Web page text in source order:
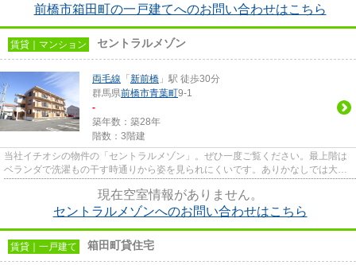
前橋市箱田町の一戸建てへのお問い合わせはこちら
賃貸｜マンション セントラルメゾン
両毛線 「 新前橋 」駅 徒歩30分
群馬県前橋市青葉町9-1
-
築年数：築28年
階数：3階建
当社イチオシの物件の「セントラルメゾン」。ぜひ一度ご覧ください。最上階は
ベランダで洗濯もの干す時通りから姿を見られにくいです。ありかなしでは大き
現在空室情報がありません。
セントラルメゾンへのお問い合わせはこちら
賃貸｜一戸建て 箱田町貸住宅